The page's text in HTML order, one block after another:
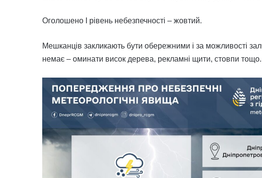
Оголошено I рівень небезпечності – жовтий.
Мешканців закликають бути обережними і за можливості
немає – оминати висок дерева, рекламні щити, стовпи